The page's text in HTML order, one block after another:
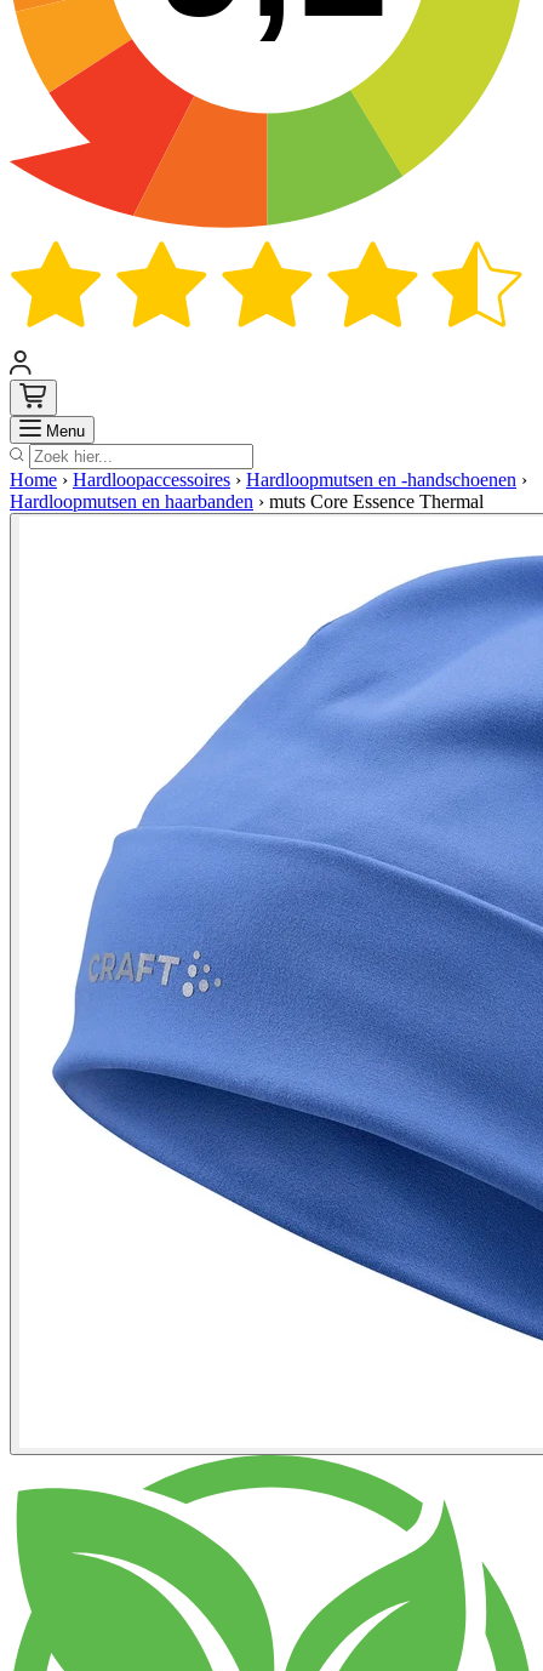
Menu Zoek
Home › Hardloopaccessoires › Hardloopmutsen en -handschoenen ›
Hardloopmutsen en haarbanden › muts Core Essence Thermal